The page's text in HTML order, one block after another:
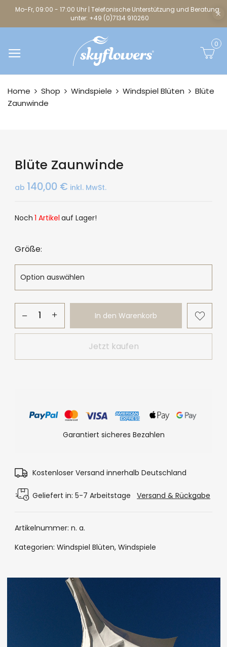
Mo-Fr, 09:00 - 17:00 Uhr | Telefonische Unterstützung und Beratung
unter: +49 (0)7134 910260
0
Home Shop Windspiele Windspiel Blüten
Blüte
Zaunwinde
Cookie-Richtlinie
Blüte Zaunwinde
ab 140,00 € inkl. MwSt.
Noch 1 Artikel auf Lager!
Größe
In den Warenkorb
Jetzt kaufen
Garantiert sicheres Bezahlen
Kostenloser Versand innerhalb Deutschland
Geliefert in: 5-7 Arbeitstage Versand & Rückgabe
Artikelnummer: n. a.
Kategorien: Windspiel Blüten, Windspiele